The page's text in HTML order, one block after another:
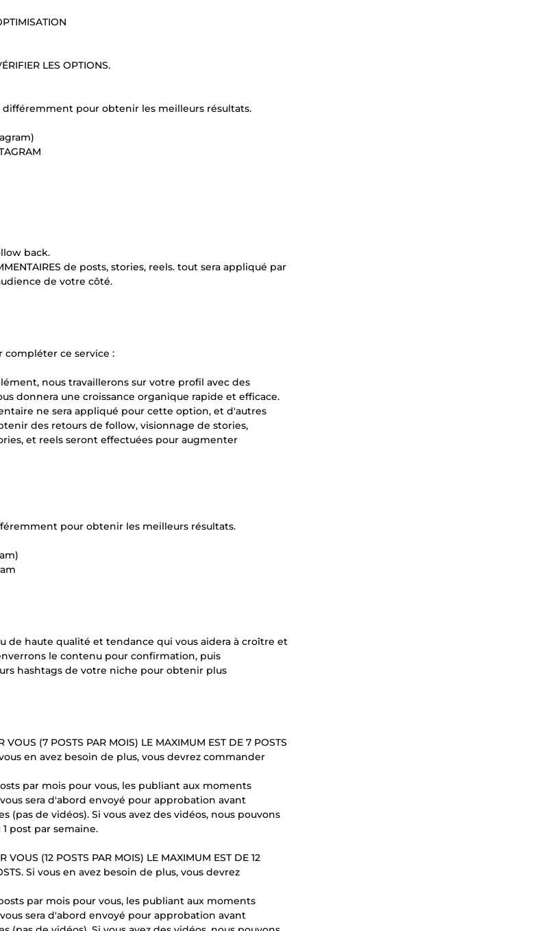
LES OPTIONS.
pour obtenir les meilleurs résultats.
back.
de posts, stories, reels. tout sera appliqué par
de votre côté.
compléter ce service :
nous travaillerons sur votre profil avec des
donnera une croissance organique rapide et efficace.
ne sera appliqué pour cette option, et d'autres
des retours de follow, visionnage de stories,
et reels seront effectuées pour augmenter
pour obtenir les meilleurs résultats.
de haute qualité et tendance qui vous aidera à croître et
le contenu pour confirmation, puis
hashtags de votre niche pour obtenir plus
(7 POSTS PAR MOIS) LE MAXIMUM EST DE 7 POSTS
en avez besoin de plus, vous devrez commander
par mois pour vous, les publiant aux moments
sera d'abord envoyé pour approbation avant
de vidéos). Si vous avez des vidéos, nous pouvons
post par semaine.
(12 POSTS PAR MOIS) LE MAXIMUM EST DE 12
Si vous en avez besoin de plus, vous devrez
par mois pour vous, les publiant aux moments
sera d'abord envoyé pour approbation avant